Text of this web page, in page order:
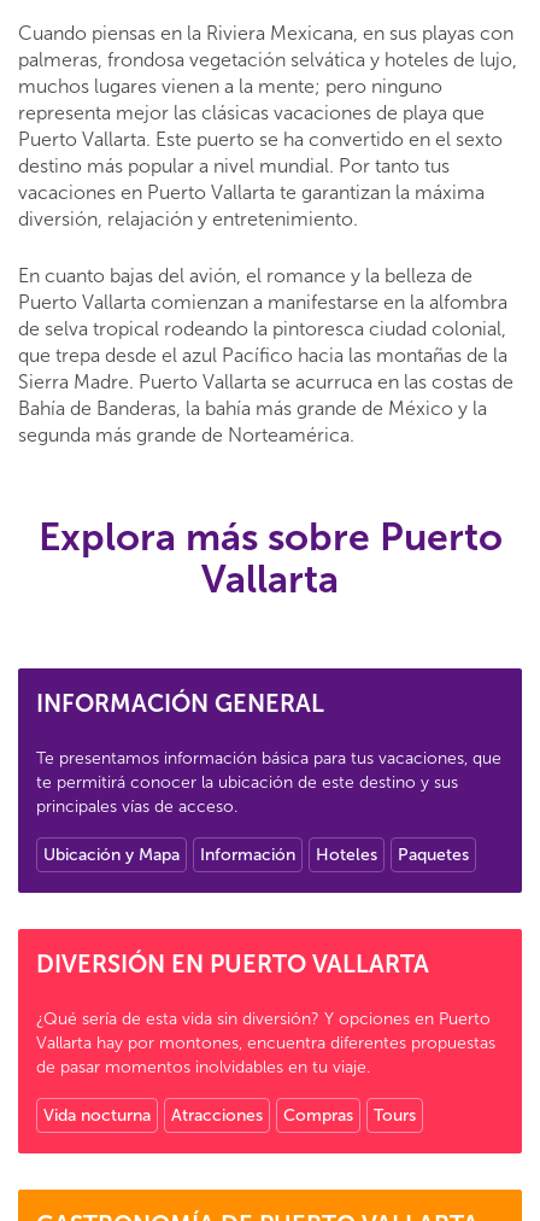
Cuando piensas en la Riviera Mexicana, en sus playas con
palmeras, frondosa vegetación selvática y hoteles de lujo,
muchos lugares vienen a la mente; pero ninguno
representa mejor las clásicas vacaciones de playa que
Puerto Vallarta. Este puerto se ha convertido en el sexto
destino más popular a nivel mundial. Por tanto tus
vacaciones en Puerto Vallarta te garantizan la máxima
diversión, relajación y entretenimiento.
En cuanto bajas del avión, el romance y la belleza de
Puerto Vallarta comienzan a manifestarse en la alfombra
de selva tropical rodeando la pintoresca ciudad colonial,
que trepa desde el azul Pacífico hacia las montañas de la
Sierra Madre. Puerto Vallarta se acurruca en las costas de
Bahía de Banderas, la bahía más grande de México y la
segunda más grande de Norteamérica.
Explora más sobre Puerto
Vallarta
INFORMACIÓN GENERAL
Te presentamos información básica para tus vacaciones, que
te permitirá conocer la ubicación de este destino y sus
principales vías de acceso.
Ubicación y Mapa Información Hoteles Paquetes
DIVERSIÓN EN PUERTO VALLARTA
¿Qué sería de esta vida sin diversión? Y opciones en Puerto
Vallarta hay por montones, encuentra diferentes propuestas
de pasar momentos inolvidables en tu viaje.
Vida nocturna Atracciones Compras Tours